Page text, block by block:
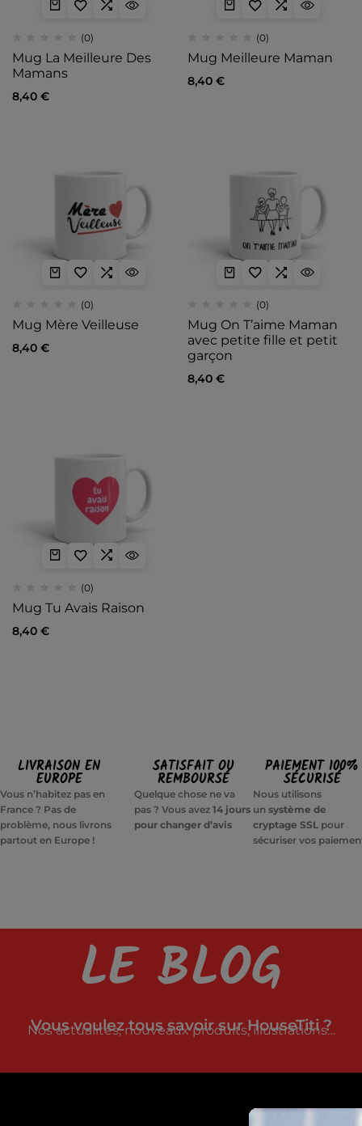
(0)
Mug La Meilleure Des
Mamans
8,40 €
(0)
Mug Meilleure Maman
8,40 €
(0)
Mug Mère Veilleuse
8,40 €
(0)
Mug On T’aime Maman
avec petite fille et petit
garçon
8,40 €
(0)
Mug Tu Avais Raison
8,40 €
LIVRAISON EN
EUROPE
Vous n’habitez pas en
France ? Pas de
problème, nous livrons
partout en Europe !
SATISFAIT OU
REMBOURSÉ
Quelque chose ne va
pas ? Vous avez14 jours
pour changer d’avis
PAIEMENT 100%
SÉCURISÉ
Nous utilisons
un système de
cryptage SSLpour
sécuriser vos
LE BLOG
Vous voulez tous savoir sur HouseTiti ?
Nos actualités, nouveaux produits, illustrations…